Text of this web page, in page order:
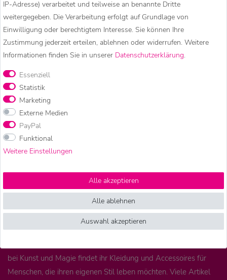
Zauberhaftes &
Ob farbenfrohe Festival Kleidung, entspannte Goa Mode,
lässige Boho Kleidung, bequeme Yogahosen, luftige
bei Kunst und Magie findet ihr Kleidung und Accessoires für
Menschen, die ihren eigenen Stil leben möchten. Viele Artikel
IP-Adresse) verarbeitet und teilweise an benannte Dritte
weitergegeben. Die Verarbeitung erfolgt auf Grundlage von
Einwilligung oder berechtigtem Interesse. Sie können Ihre
Zustimmung jederzeit erteilen, ablehnen oder widerrufen. Weitere
Informationen finden Sie in unserer Daten­schutz­erklärung.
Essenziell
Statistik
Marketing
Externe Medien
PayPal
Funktional
Weitere Einstellungen
Alle akzeptieren
Alle ablehnen
Auswahl akzeptieren